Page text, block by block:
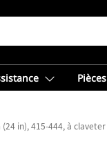
Pièces
(24 in), 415-444, à claveter